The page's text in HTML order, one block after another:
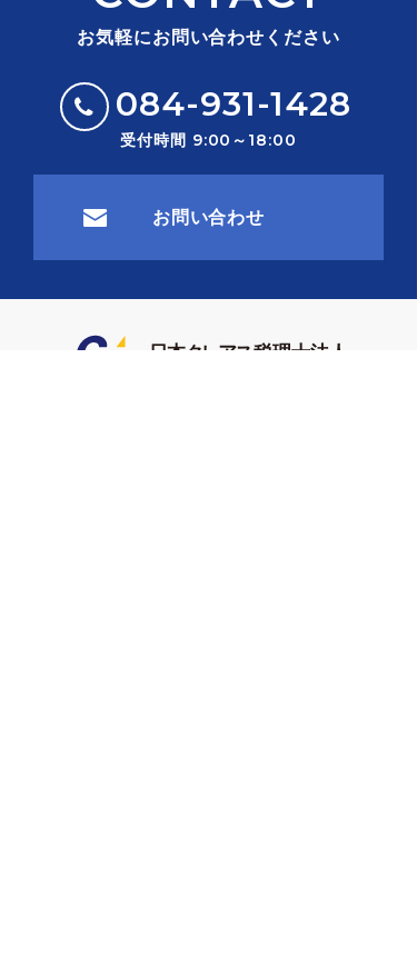
お気軽にお問い合わせください
084-931-1428
受付時間 9:00～18:00
お問い合わせ